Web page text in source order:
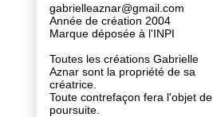
gabrielleaznar@gmail.com
Année de création 2004
Marque déposée à l'INPI
Toutes les créations Gabrielle
Aznar sont la propriété de sa
créatrice.
Toute contrefaçon fera l'objet de
poursuite.